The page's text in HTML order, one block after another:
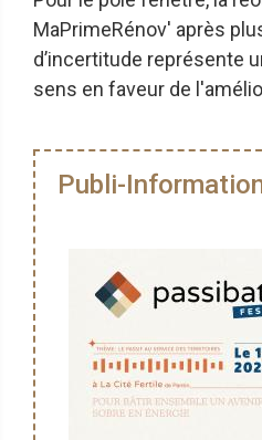
MaPrimeRénov' après
d’incertitude représente
sens en faveur de
Publi-